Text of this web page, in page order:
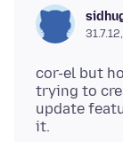
cor-el but
trying to
update